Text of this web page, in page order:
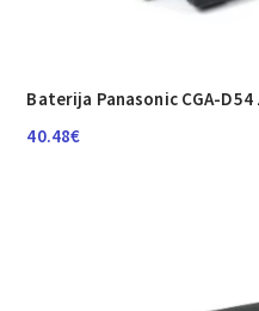
Baterija Panasonic CGA-D54
40.48€